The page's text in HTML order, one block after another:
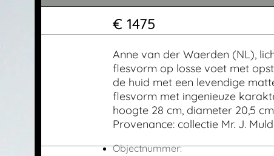
€ 1475
Anne van der Waerden (NL),
flesvorm op losse voet met
de huid met een levendige
flesvorm met ingenieuze
hoogte 28 cm, diameter 20,5
Provenance: collectie Mr. J.
Objectnummer: